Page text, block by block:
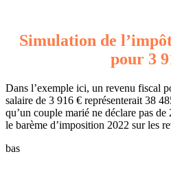
Simulation de
pour 3
Dans l’exemple ici, un revenu fiscal
salaire de 3 916 € représenterait 38
qu’un couple marié ne déclare pas de
le barème d’imposition 2022 sur les
bas